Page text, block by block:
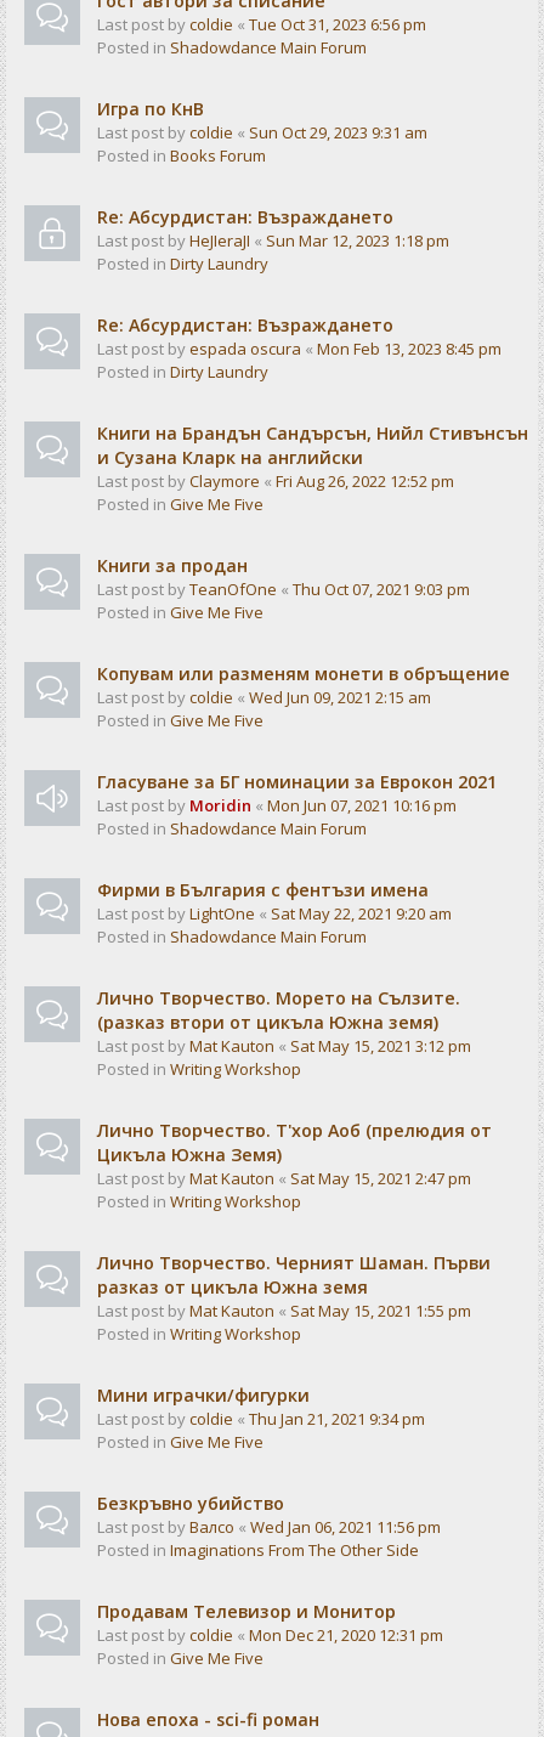
Last post bycoldie « Tue Oct 31, 2023 6:56 pm
Posted in Shadowdance Main Forum
Игра по КнВ
Last post bycoldie « Sun Oct 29, 2023 9:31 am
Posted in Books Forum
Re: Абсурдистан: Възраждането
Last post byHeJIeraJI « Sun Mar 12, 2023 1:18 pm
Posted in Dirty Laundry
Re: Абсурдистан: Възраждането
Last post byespada oscura « Mon Feb 13, 2023 8:45 pm
Posted in Dirty Laundry
Книги на Брандън Сандърсън, Нийл Стивънсън
и Сузана Кларк на английски
Last post byClaymore « Fri Aug 26, 2022 12:52 pm
Posted in Give Me Five
Книги за продан
Last post byTeanOfOne « Thu Oct 07, 2021 9:03 pm
Posted in Give Me Five
Копувам или разменям монети в обръщение
Last post bycoldie « Wed Jun 09, 2021 2:15 am
Posted in Give Me Five
Гласуване за БГ номинации за Еврокон 2021
Last post by Moridin « Mon Jun 07, 2021 10:16 pm
Posted in Shadowdance Main Forum
Фирми в България с фентъзи имена
Last post byLightOne « Sat May 22, 2021 9:20 am
Posted in Shadowdance Main Forum
Лично Творчество. Морето на Сълзите.
(разказ втори от цикъла Южна земя)
Last post byMat Kauton « Sat May 15, 2021 3:12 pm
Posted in Writing Workshop
Лично Творчество. Т'хор Аоб (прелюдия от
Цикъла Южна Земя)
Last post byMat Kauton « Sat May 15, 2021 2:47 pm
Posted in Writing Workshop
Лично Творчество. Черният Шаман. Първи
разказ от цикъла Южна земя
Last post byMat Kauton « Sat May 15, 2021 1:55 pm
Posted in Writing Workshop
Мини играчки/фигурки
Last post bycoldie « Thu Jan 21, 2021 9:34 pm
Posted in Give Me Five
Безкръвно убийство
Last post byВалсо « Wed Jan 06, 2021 11:56 pm
Posted in Imaginations From The Other Side
Продавам Телевизор и Монитор
Last post bycoldie « Mon Dec 21, 2020 12:31 pm
Posted in Give Me Five
Нова епоха - sci-fi роман